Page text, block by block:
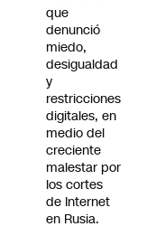
que
denunció
miedo,
desigualdad
y
restricciones
digitales, en
medio del
creciente
malestar por
los cortes
de Internet
en Rusia.